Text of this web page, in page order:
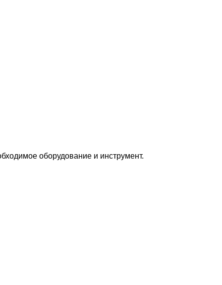
оборудование и инструмент.